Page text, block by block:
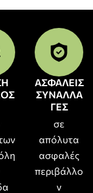
ΑΣΦΑΛΕΙΣ
ΣΥΝΑΛΛΑ
ΓΕΣ
σε
απόλυτα
ασφαλές
περιβάλλο
ν